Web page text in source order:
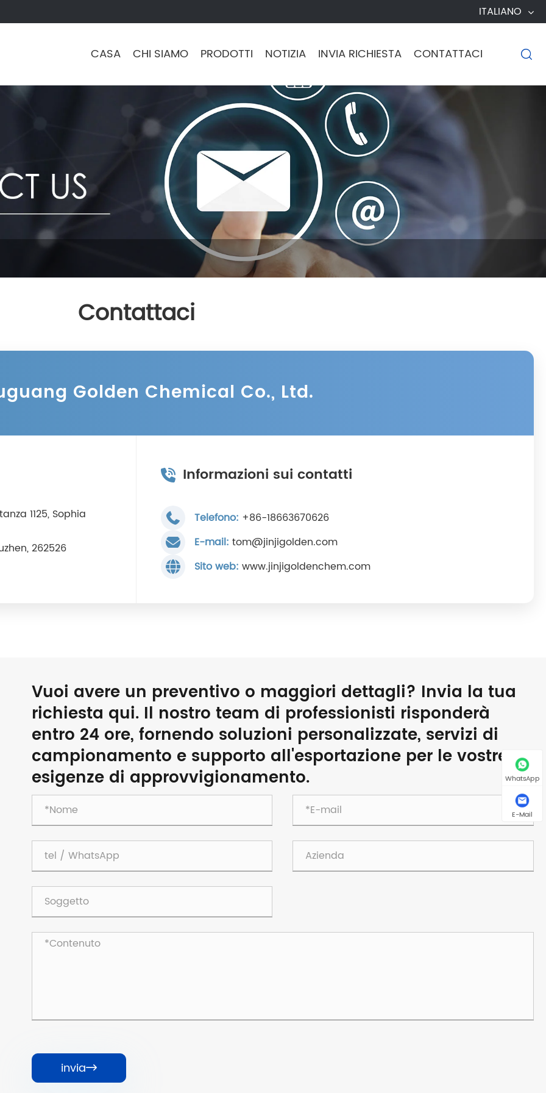
ITALIANO
CASA CHI SIAMO PRODOTTI NOTIZIA INVIA RICHIESTA CONTATTACI 
Contattaci
Golden Chemical Co., Ltd.
1125, Sophia
262526
Informazioni sui contatti
Telefono: +86-18663670626
E-mail: tom@jinjigolden.com
Sito web: www.jinjigoldenchem.com
Vuoi avere un preventivo o maggiori dettagli? Invia la tua
richiesta qui. Il nostro team di professionisti risponderà
entro 24 ore, fornendo soluzioni personalizzate, servizi di
campionamento e supporto all'esportazione per le vostre
esigenze di approvvigionamento.
invia
WhatsApp
E-Mail